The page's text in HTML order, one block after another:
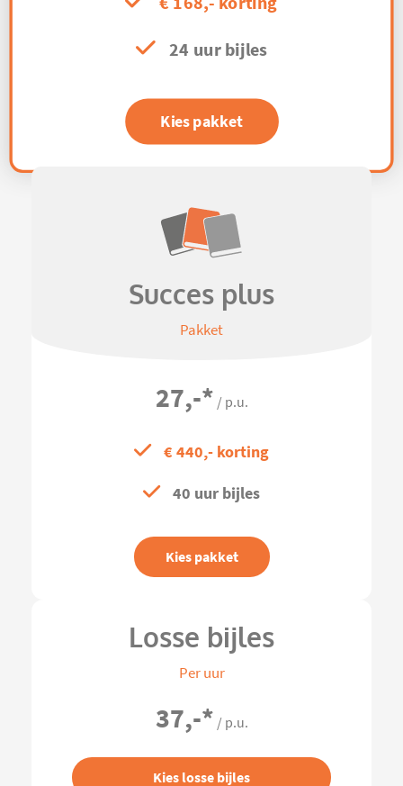
24 uur bijles
Kies pakket
Succes plus
Pakket
27,-* / p.u.
€ 440,- korting
40 uur bijles
Kies pakket
Losse bijles
Per uur
37,-* / p.u.
Kies losse bijles